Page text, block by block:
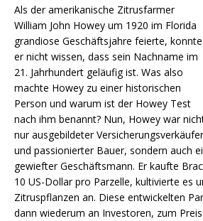
Als der amerikanische Zitrusfarmer
William John Howey um 1920 im Florida
grandiose Geschäftsjahre feierte, konnte
er nicht wissen, dass sein Nachname im
21. Jahrhundert geläufig ist. Was also
machte Howey zu einer historischen
Person und warum ist der Howey Test
nach ihm benannt? Nun, Howey war
nur ausgebildeter Versicherungsverkäufer
und passionierter Bauer, sondern auch
gewiefter Geschäftsmann. Er kaufte
10 US-Dollar pro Parzelle, kultivierte es
Zitruspflanzen an. Diese entwickelten
dann wiederum an Investoren, zum